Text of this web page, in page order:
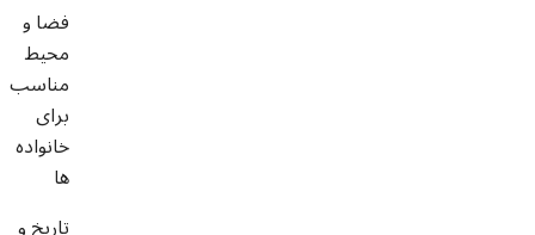
فضا و
محیط
مناسب
برای
خانواده
ها